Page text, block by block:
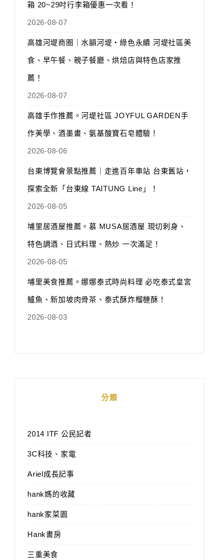
箱 20~29吋行李箱優惠一次看！
2026-08-07
高雄河堤商圈｜水韻河堤‧綠色永續 河堤社區美
食、早午餐、親子餐廳、烘焙店與特色店家推
薦！
2026-08-07
高雄手作推薦。河堤社區 JOYFUL GARDEN手
作美學、酒墨畫、氨基酸寶石皂體驗！
2026-08-06
台東博覽會景點推薦｜走進百年車站 台東舊站，
探索全新「台東線 TAITUNG Line」！
2026-08-05
埔里居酒屋推薦。慕 MUSA居酒屋 現切刺身、
特色調酒、日式料理、熱炒 一次滿足！
2026-08-05
埔里美食推薦。娜娜泰式時尚料理 必吃泰式皇宮
鱸魚、新加坡肉骨茶、泰式酥炸榴槤酥！
2026-08-03
分類
2014 ITF 公民記者
3C科技、家電
Ariel成長記事
hank媽的收藏
hank家菜園
Hank書房
三重美食